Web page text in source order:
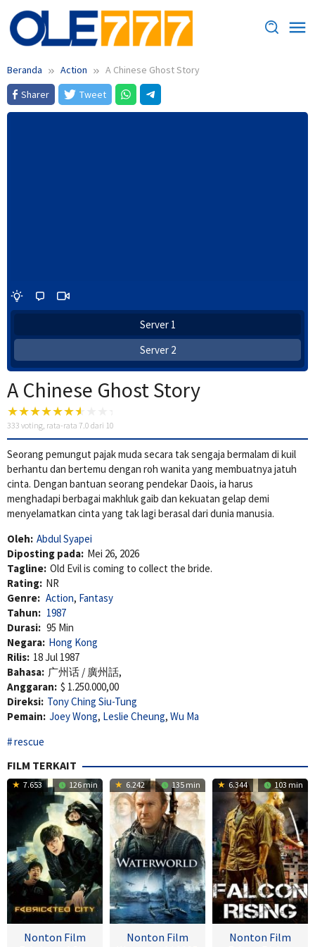
Loncat
ke
konten
Beranda Action
A Chinese Ghost Story
Sharer
Tweet
Server 1
Server 2
A Chinese Ghost Story
333 voting, rata-rata 7.0 dari 10
Seorang pemungut pajak muda secara tak sengaja bermalam di kuil
berhantu dan bertemu dengan roh wanita yang membuatnya jatuh
cinta. Dengan bantuan seorang pendekar Daois, ia harus
menghadapi berbagai makhluk gaib dan kekuatan gelap demi
menyelamatkan cinta yang tak lagi berasal dari dunia manusia.
Oleh: Abdul Syapei
Diposting pada: Mei 26, 2026
Tagline: Old Evil is coming to collect the bride.
Rating: NR
Genre: Action, Fantasy
Tahun: 1987
Durasi: 95 Min
Negara: Hong Kong
Rilis: 18 Jul 1987
Bahasa: 广州话 / 廣州話,
Anggaran: $ 1.250.000,00
Direksi: Tony Ching Siu-Tung
Pemain: Joey Wong, Leslie Cheung, Wu Ma
rescue
FILM TERKAIT
7.653 126 min
Nonton Film
6.242 135 min
Nonton Film
6.344 103 min
Nonton Film